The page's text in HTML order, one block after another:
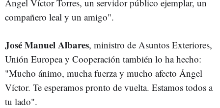
Ángel Víctor Torres, un servidor público ejemplar, un
compañero leal y un amigo".
José Manuel Albares, ministro de Asuntos Exteriores,
Unión Europea y Cooperación también lo ha hecho:
"Mucho ánimo, mucha fuerza y mucho afecto Ángel
Víctor. Te esperamos pronto de vuelta. Estamos todos a
tu lado".